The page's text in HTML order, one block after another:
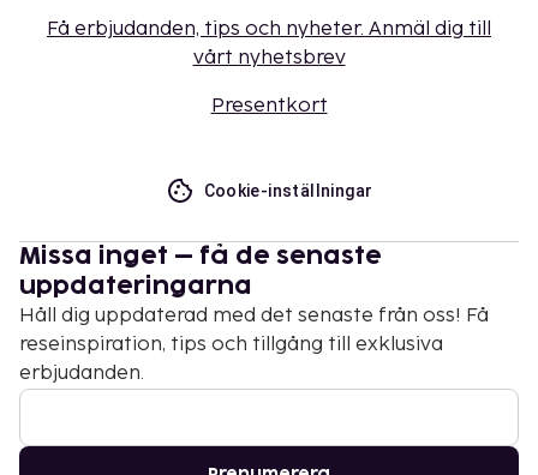
Få erbjudanden, tips och nyheter. Anmäl dig till
vårt nyhetsbrev
Presentkort
Cookie-inställningar
Missa inget – få de senaste
uppdateringarna
Håll dig uppdaterad med det senaste från oss! Få
reseinspiration, tips och tillgång till exklusiva
erbjudanden.